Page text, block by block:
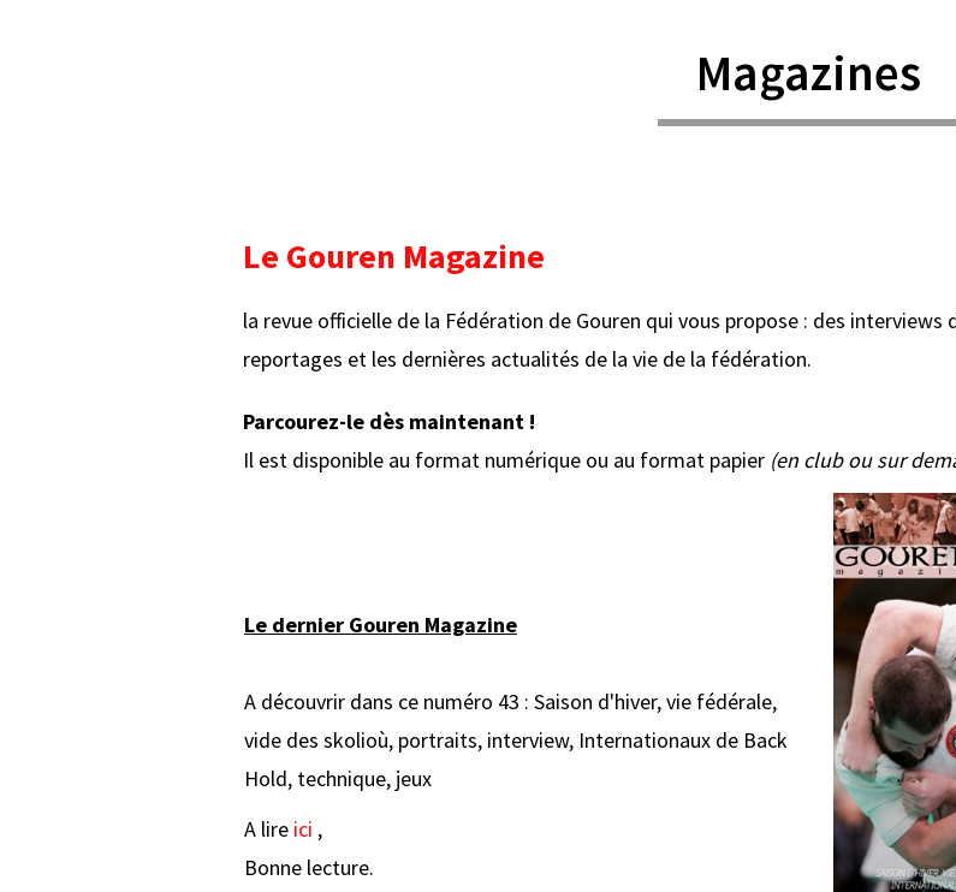
Magazines
Le Gouren Magazine
la revue officielle de la Fédération de Gouren qui vous propose : des interviews
reportages et les dernières actualités de la vie de la fédération.
Parcourez-le dès maintenant !
Il est disponible au format numérique ou au format papier (en club ou sur
Le dernier Gouren Magazine
A découvrir dans ce numéro 43 : Saison d'hiver, vie fédérale,
vide des skolioù, portraits, interview, Internationaux de Back
Hold, technique, jeux
A lire ici ,
Bonne lecture.